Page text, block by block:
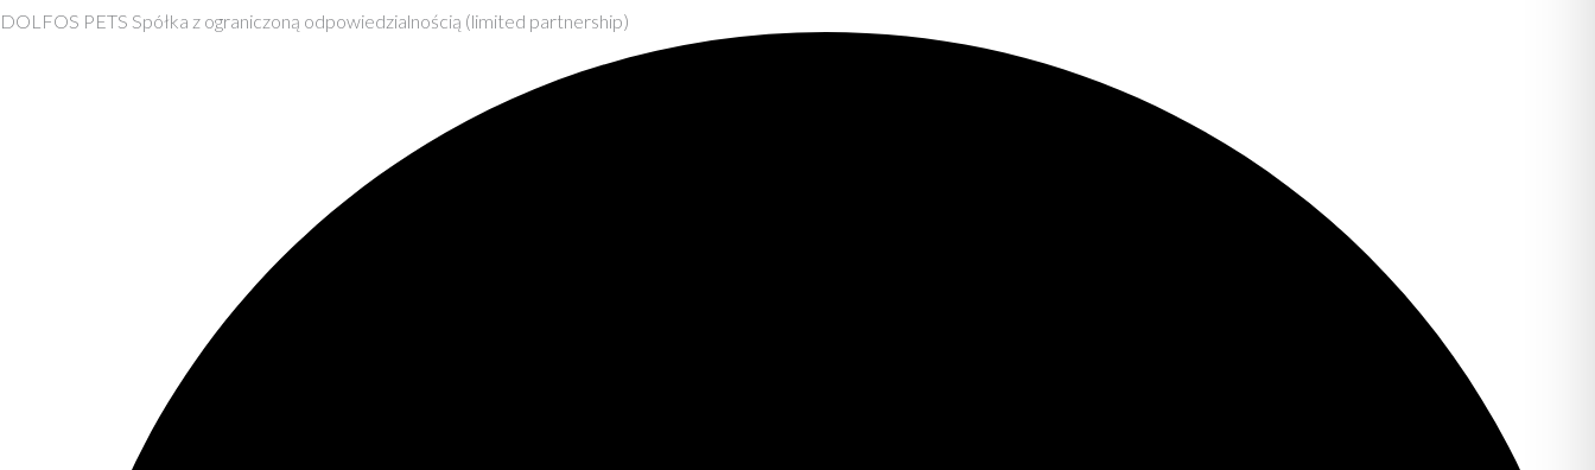
DOLFOS PETS Spółka z ograniczoną odpowiedzialnością (limited partnership)